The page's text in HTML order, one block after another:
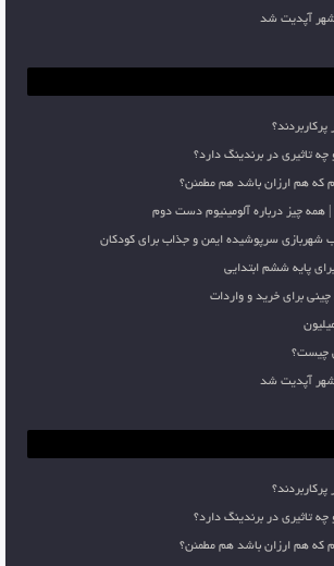
شهر آپدیت شد
تاثیری در برندینگ دارد؟
که هم ارزان باشد هم مطمئن؟
همه چیز درباره آلومینیوم دست دوم
شهربازی سرپوشیده ایمن و جذاب برای کودکان
پایه ششم ابتدایی
برای خرید و واردات
چیست؟
شهر آپدیت شد
تاثیری در برندینگ دارد؟
که هم ارزان باشد هم مطمئن؟